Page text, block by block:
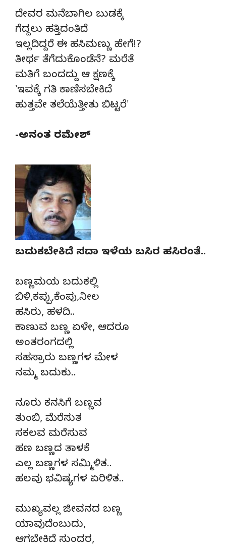
ದೇವರ ಮನೆಬಾಗಿಲ ಬುಡಕ್ಕೆ
ಗೆದ್ದಲು ಹತ್ತಿದಂತಿದೆ
ಇಲ್ಲದಿದ್ದರೆ ಈ ಹಸಿಮಣ್ಣು ಹೇಗೆ!?
ತೀರ್ಥ ತೆಗೆದುಕೊಂಡೆನೆ? ಮರೆತೆ
ಮತಿಗೆ ಬಂದದ್ದು ಆ ಕ್ಷಣಕ್ಕೆ
ʼಇವಕ್ಕೆ ಗತಿ ಕಾಣಿಸಬೇಕಿದೆ
ಹುತ್ತವೇ ತಲೆಯೆತ್ತೀತು ಬಿಟ್ಟರೆʼ
-ಅನಂತ ರಮೇಶ್
ಬದುಕಬೇಕಿದೆ ಸದಾ ಇಳೆಯ ಬಸಿರ ಹಸಿರಂತೆ..
ಬಣ್ಣಮಯ ಬದುಕಲ್ಲಿ
ಬಿಳಿ,ಕಪ್ಪು,ಕೆಂಪು,ನೀಲ
ಹಸಿರು, ಹಳದಿ..
ಕಾಣುವ ಬಣ್ಣ ಏಳೇ, ಆದರೂ
ಅಂತರಂಗದಲ್ಲಿ
ಸಹಸ್ರಾರು ಬಣ್ಣಗಳ ಮೇಳ
ನಮ್ಮ ಬದುಕು..
ನೂರು ಕನಸಿಗೆ ಬಣ್ಣವ
ತುಂಬಿ, ಮೆರೆಸುತ
ಸಕಲವ ಮರೆಸುವ
ಹಣ ಬಣ್ಣದ ತಾಳಕೆ
ಎಲ್ಲ ಬಣ್ಣಗಳ ಸಮ್ಮಿಳಿತ..
ಹಲವು ಭವಿಷ್ಯಗಳ ಏರಿಳಿತ..
ಮುಖ್ಯವಲ್ಲ ಜೀವನದ ಬಣ್ಣ
ಯಾವುದೆಂಬುದು,
ಆಗಬೇಕಿದೆ ಸುಂದರ,